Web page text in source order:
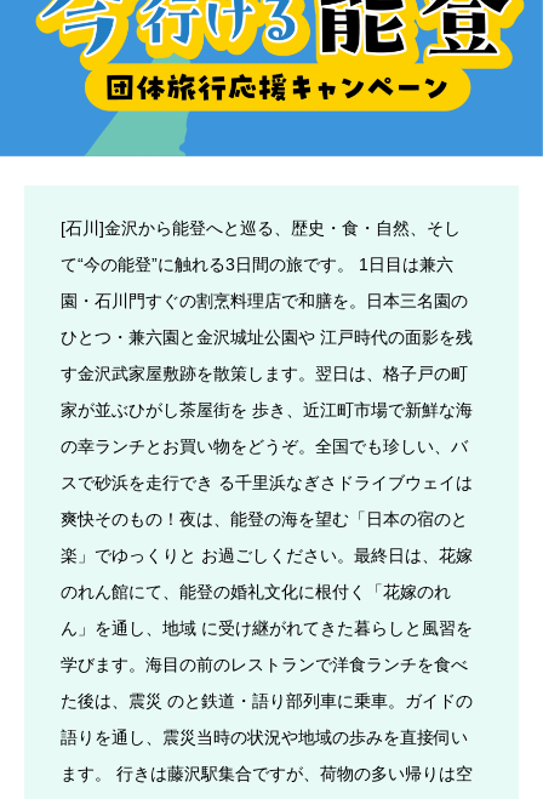
[石川]金沢から能登へと巡る、歴史・食・自然、そし
て“今の能登”に触れる3日間の旅です。 1日目は兼六
園・石川門すぐの割烹料理店で和膳を。日本三名園の
ひとつ・兼六園と金沢城址公園や 江戸時代の面影を残
す金沢武家屋敷跡を散策します。翌日は、格子戸の町
家が並ぶひがし茶屋街を 歩き、近江町市場で新鮮な海
の幸ランチとお買い物をどうぞ。全国でも珍しい、バ
スで砂浜を走行でき る千里浜なぎさドライブウェイは
爽快そのもの！夜は、能登の海を望む「日本の宿のと
楽」でゆっくりと お過ごしください。最終日は、花嫁
のれん館にて、能登の婚礼文化に根付く「花嫁のれ
ん」を通し、地域 に受け継がれてきた暮らしと風習を
学びます。海目の前のレストランで洋食ランチを食べ
た後は、震災 のと鉄道・語り部列車に乗車。ガイドの
語りを通し、震災当時の状況や地域の歩みを直接伺い
ます。 行きは藤沢駅集合ですが、荷物の多い帰りは空